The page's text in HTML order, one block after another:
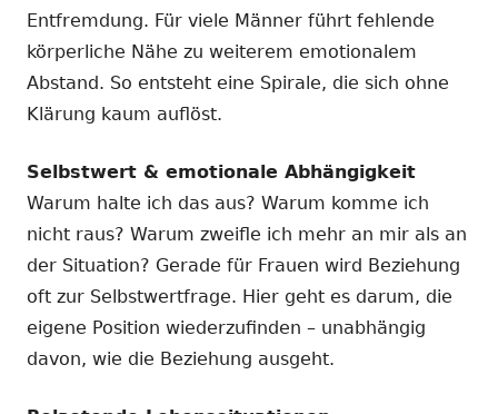
Entfremdung. Für viele Männer führt fehlende
körperliche Nähe zu weiterem emotionalem
Abstand. So entsteht eine Spirale, die sich ohne
Klärung kaum auflöst.
Selbstwert & emotionale Abhängigkeit
Warum halte ich das aus? Warum komme ich
nicht raus? Warum zweifle ich mehr an mir als an
der Situation? Gerade für Frauen wird Beziehung
oft zur Selbstwertfrage. Hier geht es darum, die
eigene Position wiederzufinden – unabhängig
davon, wie die Beziehung ausgeht.